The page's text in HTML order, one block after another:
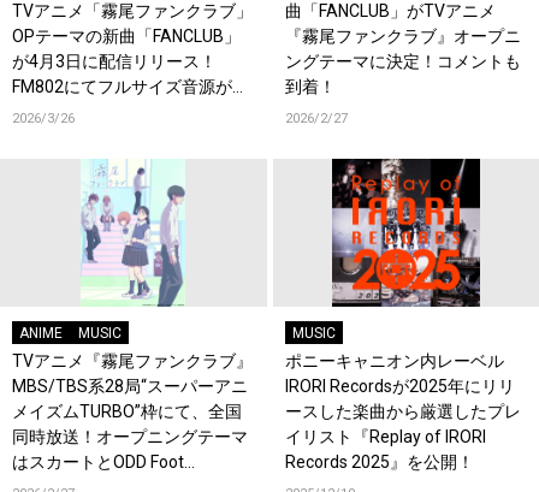
TVアニメ「霧尾ファンクラブ」
OPテーマの新曲「FANCLUB」
が4月3日に配信リリース！
FM802にてフルサイズ音源が初
OA！
2026/3/26
曲「FANCLUB」がTVアニメ
『霧尾ファンクラブ』オープニ
ングテーマに決定！コメントも
到着！
2026/2/27
ANIME MUSIC
TVアニメ『霧尾ファンクラブ』
MBS/TBS系28局“スーパーアニ
メイズムTURBO”枠にて、全国
同時放送！オープニングテーマ
はスカートとODD Foot
Works「FANCLUB」！
MUSIC
ポニーキャニオン内レーベル
IRORI Recordsが2025年にリリ
ースした楽曲から厳選したプレ
イリスト『Replay of IRORI
Records 2025』を公開！